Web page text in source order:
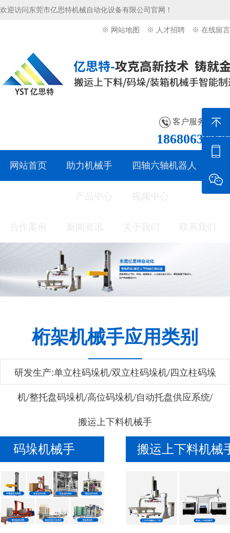
欢迎访问东莞市亿思特机械自动化设备有限公司官网！
※ 网站地图 ※ 人才招聘 ※ 在线留言
客户服务热线：
18680636276
网站首页 助力机械手 四轴六轴机器人
桁架机械手应用类别
研发生产:单立柱码垛机/双立柱码垛机/四立柱码垛
机/整托盘码垛机/高位码垛机/自动托盘供应系统/
搬运上下料机械手
码垛机械手 搬运上下料机械